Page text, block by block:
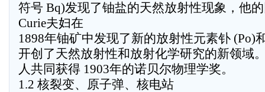
符号 Bq)发现了铀盐的天然放射性现象，他的
Curie夫妇在
1898年铀矿中发现了新的放射性元素钋 (Po)
开创了天然放射性和放射化学研究的新领域
人共同获得 1903年的诺贝尔物理学奖。
1.2 核裂变、原子弹、核电站